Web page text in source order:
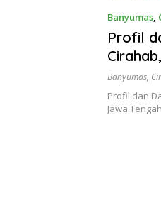
Banyumas,
23, 2026
Profil
Banyumas,
Profil dan
Jawa